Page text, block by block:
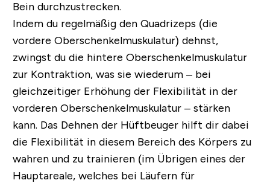
Bein durchzustrecken.
Indem du regelmäßig den Quadrizeps (die
vordere Oberschenkelmuskulatur) dehnst,
zwingst du die hintere Oberschenkelmuskulatur
zur Kontraktion, was sie wiederum – bei
gleichzeitiger Erhöhung der Flexibilität in der
vorderen Oberschenkelmuskulatur – stärken
kann. Das Dehnen der Hüftbeuger hilft dir dabei
die Flexibilität in diesem Bereich des Körpers zu
wahren und zu trainieren (im Übrigen eines der
Hauptareale, welches bei Läufern für